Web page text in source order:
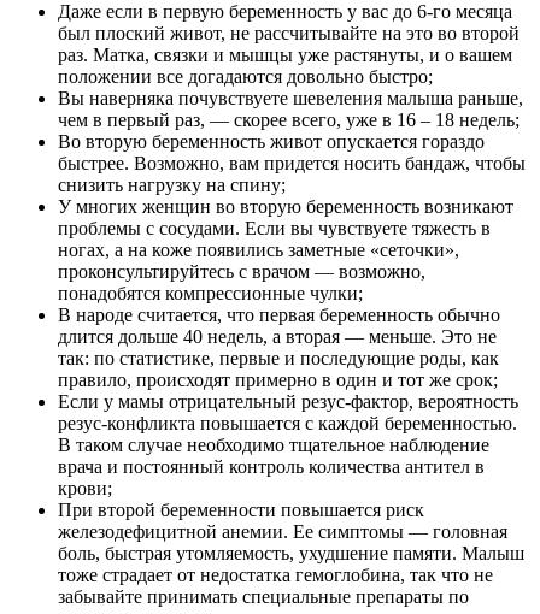
Даже если в первую беременность у вас до 6-го месяца
был плоский живот, не рассчитывайте на это во второй
раз. Матка, связки и мышцы уже растянуты, и о вашем
положении все догадаются довольно быстро;
Вы наверняка почувствуете шевеления малыша раньше,
чем в первый раз, — скорее всего, уже в 16 – 18 недель;
Во вторую беременность живот опускается гораздо
быстрее. Возможно, вам придется носить бандаж, чтобы
снизить нагрузку на спину;
У многих женщин во вторую беременность возникают
проблемы с сосудами. Если вы чувствуете тяжесть в
ногах, а на коже появились заметные «сеточки»,
проконсультируйтесь с врачом — возможно,
понадобятся компрессионные чулки;
В народе считается, что первая беременность обычно
длится дольше 40 недель, а вторая — меньше. Это не
так: по статистике, первые и последующие роды, как
правило, происходят примерно в один и тот же срок;
Если у мамы отрицательный резус-фактор, вероятность
резус-конфликта повышается с каждой беременностью.
В таком случае необходимо тщательное наблюдение
врача и постоянный контроль количества антител в
крови;
При второй беременности повышается риск
железодефицитной анемии. Ее симптомы — головная
боль, быстрая утомляемость, ухудшение памяти. Малыш
тоже страдает от недостатка гемоглобина, так что не
забывайте принимать специальные препараты по